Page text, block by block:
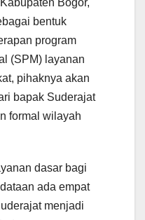
Bogor,
bentuk
program
(SPM) layanan
pihaknya akan
bapak Suderajat
formal wilayah
dasar bagi
ada empat
menjadi